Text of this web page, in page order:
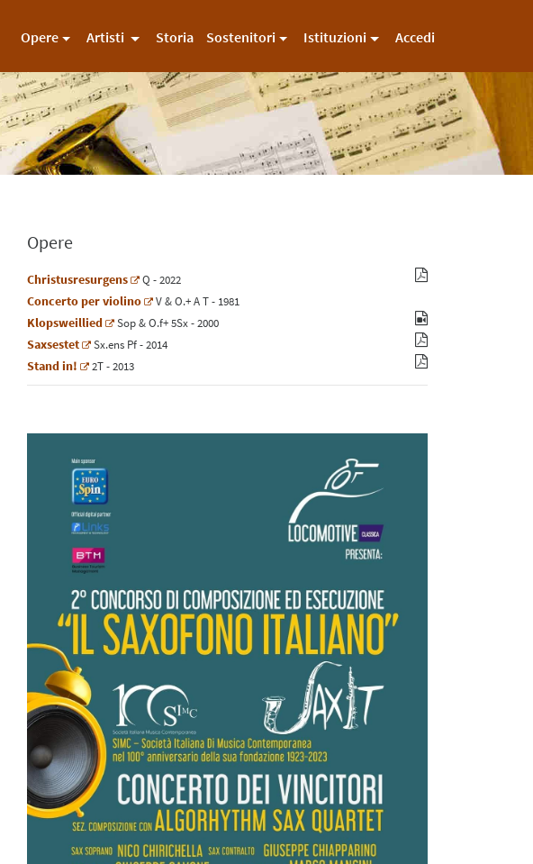
Opere Artisti Storia Sostenitori Istituzioni Accedi
Opere
Christusresurgens Q - 2022
Concerto per violino V&O.+AT- 1981
Klopsweillied Sop&O.f+5Sx- 2000
Saxsestet Sx.ens Pf- 2014
Stand in! 2T- 2013